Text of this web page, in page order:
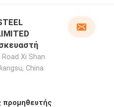
Road Xi Shan
China
προμηθευτής